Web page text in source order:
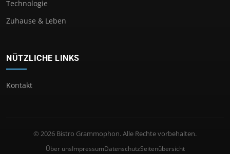
Technologie
Zuhause & Leben
NÜTZLICHE LINKS
Kontakt
© 2026 Bistro Grammophon. Alle Rechte vorbehalten.
Über unsImpressumDatenschutzSeitenübersicht